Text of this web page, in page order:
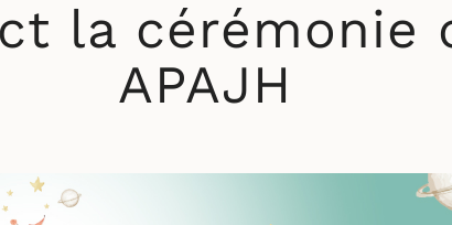
la cérémonie
APAJH